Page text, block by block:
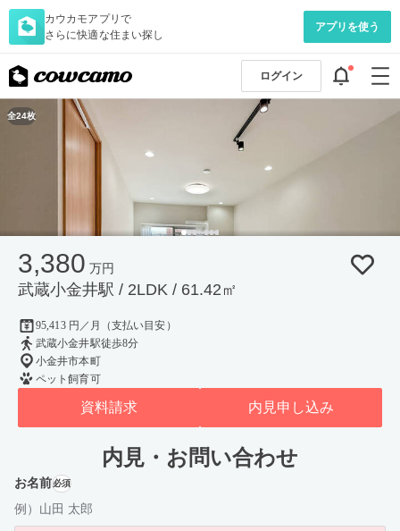
カウカモアプリで
さらに快適な住まい探し
アプリを使う
ログイン
全24枚
3,380 万円
武蔵小金井駅 / 2LDK / 61.42㎡
95,413 円／月（支払い目安）
武蔵小金井駅徒歩8分
小金井市本町
ペット飼育可
資料請求 内見申し込み
内見・お問い合わせ
お名前必須
例）山田 太郎